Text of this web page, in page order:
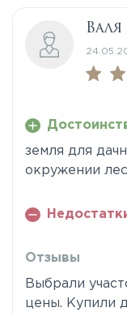
земля для
окружении
Отзывы
Выбрали
цены. Купили